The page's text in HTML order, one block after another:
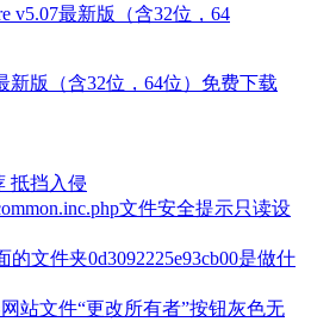
新版（含32位，64位）免费下载
抵挡入侵
文件安全提示只读设
的文件夹0d3092225e93cb00是做什
站文件“更改所有者”按钮灰色无